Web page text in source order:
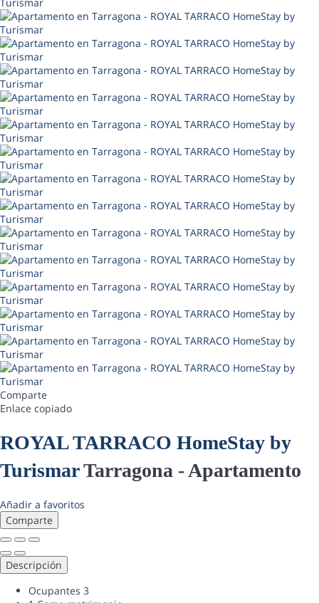
Comparte
Enlace copiado
ROYAL TARRACO HomeStay by
TurismarTarragona -Apartamento
Añadir a favoritos
Comparte
Descripción
Ocupantes 3